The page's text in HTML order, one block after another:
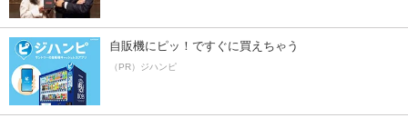
自販機にピッ！ですぐに買えちゃう
（PR）ジハンピ